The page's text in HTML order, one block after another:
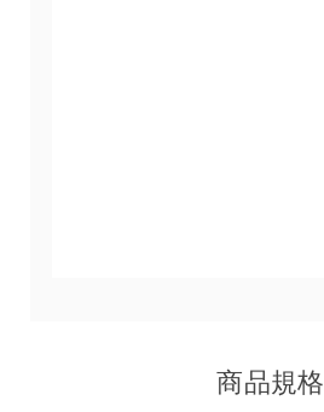
商品規格